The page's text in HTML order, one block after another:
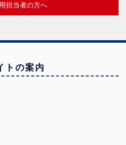
担当者の方へ
トの案内